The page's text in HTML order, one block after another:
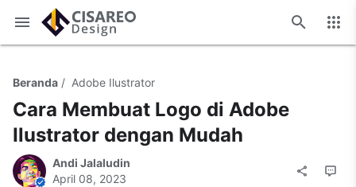
Cisareo Design - Tutorial Edukasi
Beranda Adobe Ilustrator
Cara Membuat Logo di Adobe
Ilustrator dengan Mudah
Andi Jalaludin
April 08, 2023